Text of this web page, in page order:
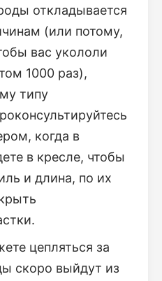
откладывается
(или потому,
вас укололи
1000 раз),
типу
когда в
в кресле, чтобы
и длина, по их
цепляться за
скоро выйдут из